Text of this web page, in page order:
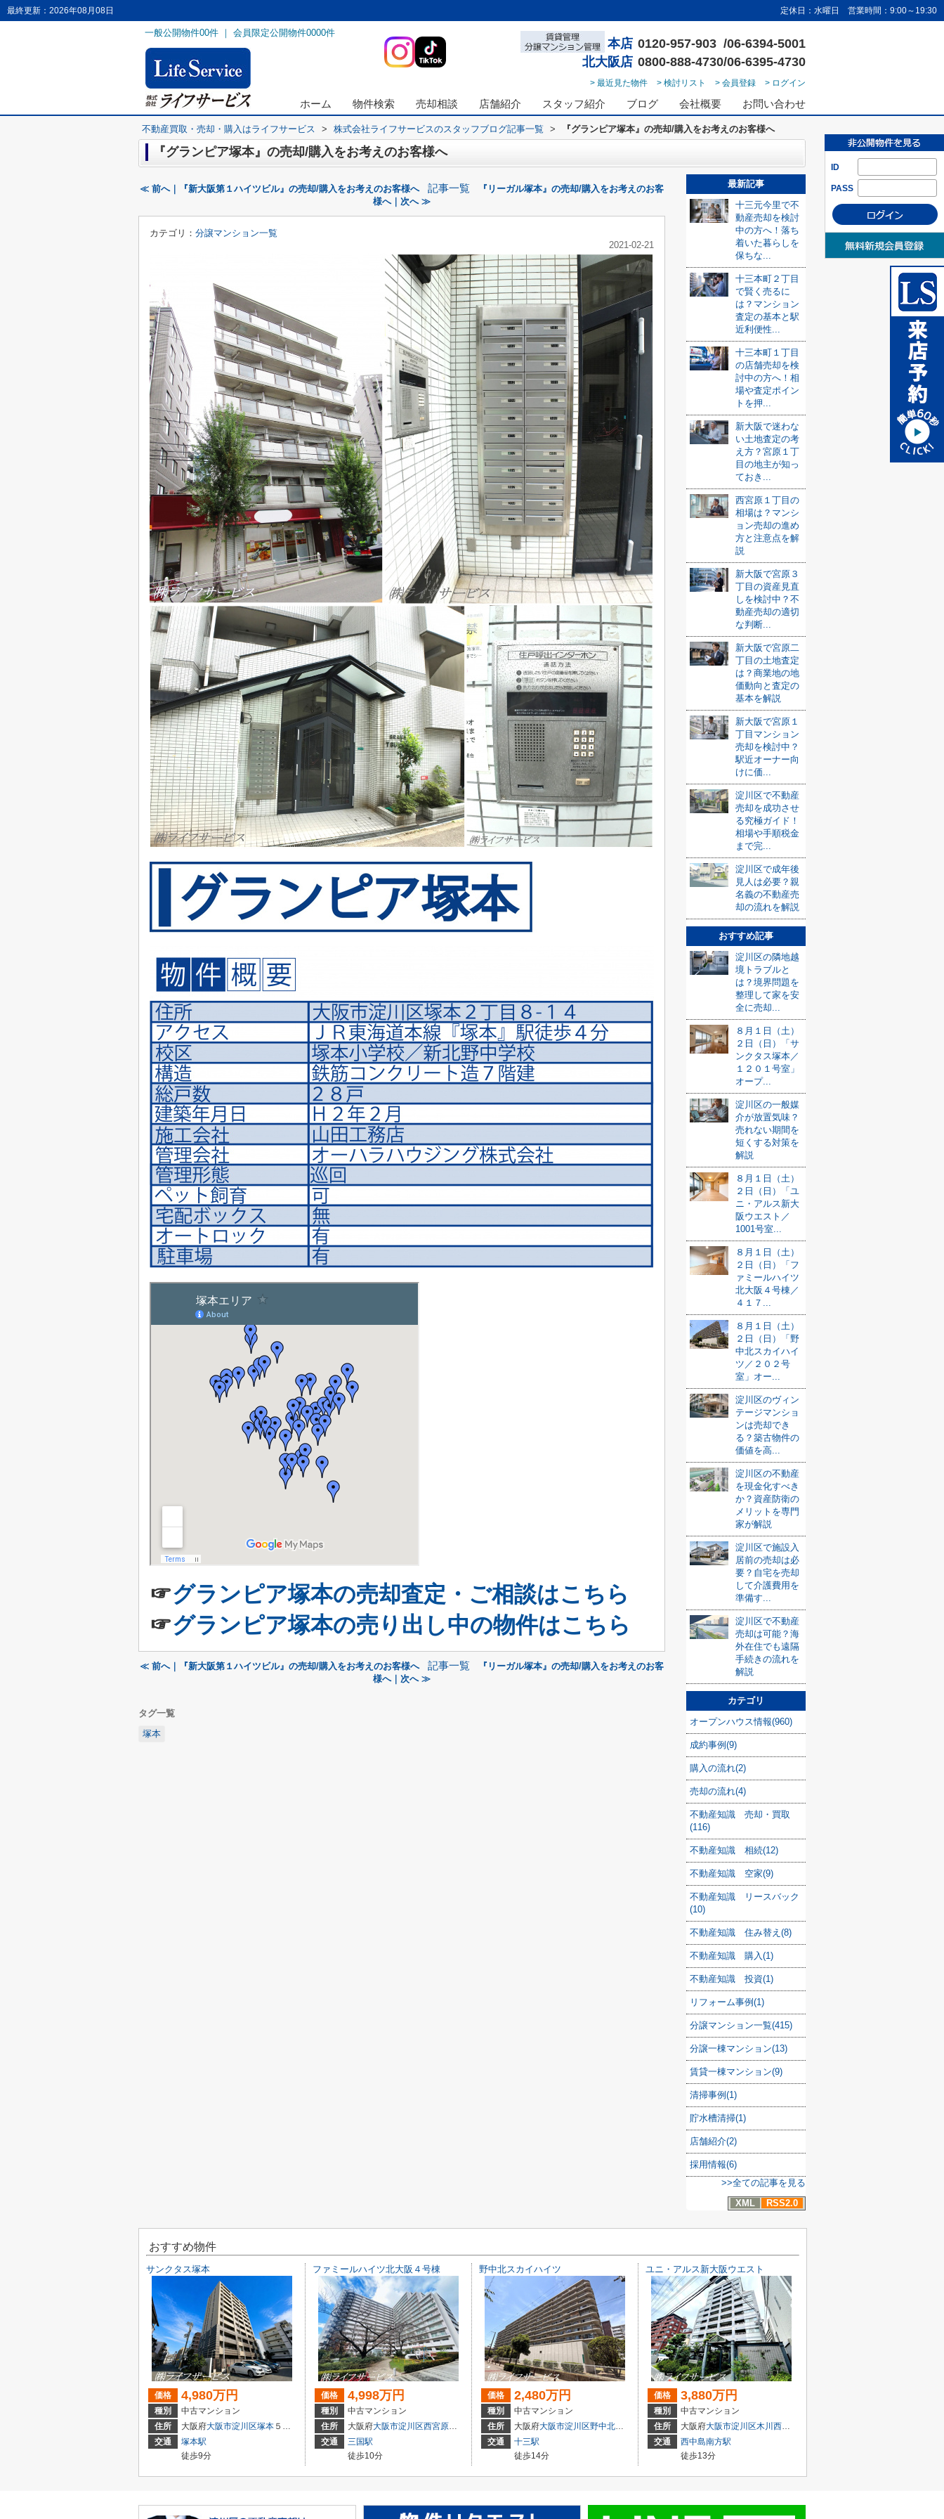
最終更新：2026年08月08日 定休日：水曜日 営業時間：9:00～19:30
一般公開物件00件 ｜ 会員限定公開物件0000件
本店 0120-957-903 /06-6394-5001
北大阪店 0800-888-4730/06-6395-4730
> 最近見た物件 > 検討リスト > 会員登録 > ログイン
ホーム 物件検索 売却相談 店舗紹介 スタッフ紹介 ブログ 会社概要 お問い合わせ
ID
PASS
不動産買取・売却・購入はライフサービス > 株式会社ライフサービスのスタッフブログ記事一覧 > 『グランピア塚本』の売却/購入をお考えのお客様へ
『グランピア塚本』の売却/購入をお考えのお客様へ
≪ 前へ｜『新大阪第１ハイツビル』の売却/購入をお考えのお客様へ 記事一覧
『リーガル塚本』の売却/購入をお考えのお客
様へ｜次へ ≫
カテゴリ： 分譲マンション一覧
2021-02-21
☞グランピア塚本の売却査定・ご相談はこちら
☞グランピア塚本の売り出し中の物件はこちら
≪ 前へ｜『新大阪第１ハイツビル』の売却/購入をお考えのお客様へ 記事一覧
『リーガル塚本』の売却/購入をお考えのお客
様へ｜次へ ≫
タグ一覧
塚本
最新記事
十三元今里で不
動産売却を検討
中の方へ！落ち
着いた暮らしを
保ちな...
十三本町２丁目
で賢く売るに
は？マンション
査定の基本と駅
近利便性...
十三本町１丁目
の店舗売却を検
討中の方へ！相
場や査定ポイン
トを押...
新大阪で迷わな
い土地査定の考
え方？宮原１丁
目の地主が知っ
ておき...
西宮原１丁目の
相場は？マンシ
ョン売却の進め
方と注意点を解
説
新大阪で宮原３
丁目の資産見直
しを検討中？不
動産売却の適切
な判断...
新大阪で宮原二
丁目の土地査定
は？商業地の地
価動向と査定の
基本を解説
新大阪で宮原１
丁目マンション
売却を検討中？
駅近オーナー向
けに価...
淀川区で不動産
売却を成功させ
る究極ガイド！
相場や手順税金
まで完...
淀川区で成年後
見人は必要？親
名義の不動産売
却の流れを解説
おすすめ記事
淀川区の隣地越
境トラブルと
は？境界問題を
整理して家を安
全に売却...
８月１日（土）
２日（日）「サ
ンクタス塚本／
１２０１号室」
オープ...
淀川区の一般媒
介が放置気味？
売れない期間を
短くする対策を
解説
８月１日（土）
２日（日）「ユ
ニ・アルス新大
阪ウエスト／
1001号室...
８月１日（土）
２日（日）「フ
ァミールハイツ
北大阪４号棟／
４１７...
８月１日（土）
２日（日）「野
中北スカイハイ
ツ／２０２号
室」オー...
淀川区のヴィン
テージマンショ
ンは売却でき
る？築古物件の
価値を高...
淀川区の不動産
を現金化すべき
か？資産防衛の
メリットを専門
家が解説
淀川区で施設入
居前の売却は必
要？自宅を売却
して介護費用を
準備す...
淀川区で不動産
売却は可能？海
外在住でも遠隔
手続きの流れを
解説
カテゴリ
オープンハウス情報(960)
成約事例(9)
購入の流れ(2)
売却の流れ(4)
不動産知識 売却・買取
(116)
不動産知識 相続(12)
不動産知識 空家(9)
不動産知識 リースバック
(10)
不動産知識 住み替え(8)
不動産知識 購入(1)
不動産知識 投資(1)
リフォーム事例(1)
分譲マンション一覧(415)
分譲一棟マンション(13)
賃貸一棟マンション(9)
清掃事例(1)
貯水槽清掃(1)
店舗紹介(2)
採用情報(6)
>>全ての記事を見る
XML
RSS2.0
おすすめ物件
サンクタス塚本
価格 4,980万円
種別
中古マンション
住所
大阪府大阪市淀川区塚本 ５丁目3-22
交通
塚本駅
徒歩9分
ファミールハイツ北大阪４号棟
価格 4,998万円
種別
中古マンション
住所
大阪府大阪市淀川区西宮原３丁目3-4
交通
三国駅
徒歩10分
野中北スカイハイツ
価格 2,480万円
種別
中古マンション
住所
大阪府大阪市淀川区野中北２丁目3-5
交通
十三駅
徒歩14分
ユニ・アルス新大阪ウエスト
価格 3,880万円
種別
中古マンション
住所
大阪府大阪市淀川区木川西４丁目1-14
交通
西中島南方駅
徒歩13分